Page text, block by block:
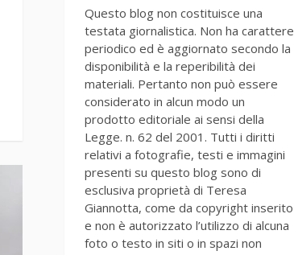
Questo blog non costituisce una
testata giornalistica. Non ha carattere
periodico ed è aggiornato secondo la
disponibilità e la reperibilità dei
materiali. Pertanto non può essere
considerato in alcun modo un
prodotto editoriale ai sensi della
Legge. n. 62 del 2001. Tutti i diritti
relativi a fotografie, testi e immagini
presenti su questo blog sono di
esclusiva proprietà di Teresa
Giannotta, come da copyright inserito
e non è autorizzato l’utilizzo di alcuna
foto o testo in siti o in spazi non